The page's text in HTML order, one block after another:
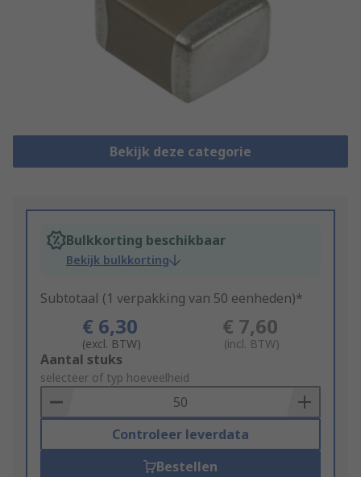
Bekijk deze categorie
Bulkkorting beschikbaar
Bekijk bulkkorting
Subtotaal (1 verpakking van 50 eenheden)*
€ 6,30
(excl. BTW)
€ 7,60
(incl. BTW)
Add
to
Basket
Aantal stuks
selecteer of typ hoeveelheid
Controleer leverdata
Bestellen